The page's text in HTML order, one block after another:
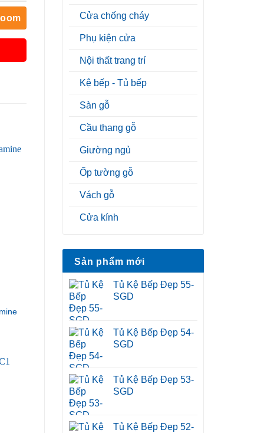
Cửa chống cháy
Phụ kiện cửa
Nội thất trang trí
Kệ bếp - Tủ bếp
Sàn gỗ
Cầu thang gỗ
Giường ngủ
Ốp tường gỗ
Vách gỗ
Cửa kính
Sản phẩm mới
Tủ Kệ Bếp Đẹp 55-
SGD
Tủ Kệ Bếp Đẹp 54-
SGD
Tủ Kệ Bếp Đẹp 53-
SGD
Tủ Kệ Bếp Đẹp 52-